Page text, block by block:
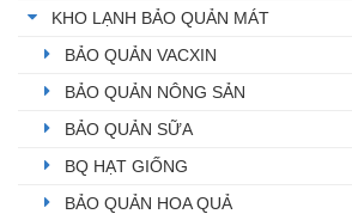
KHO LẠNH BẢO QUẢN MÁT
BẢO QUẢN VACXIN
BẢO QUẢN NÔNG SẢN
BẢO QUẢN SỮA
BQ HẠT GIỐNG
BẢO QUẢN HOA QUẢ